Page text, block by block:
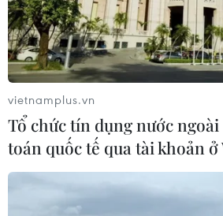
vietnamplus.vn
Tổ chức tín dụng nước
toán quốc tế qua tài khoản ở